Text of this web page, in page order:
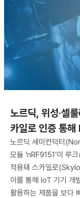
노르딕, 위성·셀
카일로 인증 통
노르딕 세미컨덕터
모듈 ‘nRF9151’이 루
적용돼 스카일로
이를 통해 IoT 기기 개
활용하는 제품을 보다